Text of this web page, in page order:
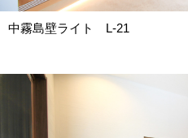
中霧島壁ライト L-21